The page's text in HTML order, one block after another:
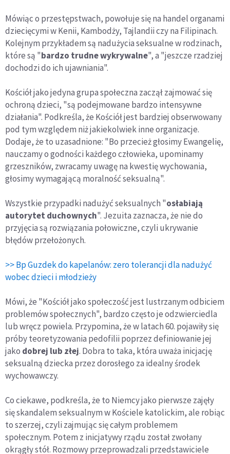
Mówiąc o przestępstwach, powołuje się na handel organami
dziecięcymi w Kenii, Kambodży, Tajlandii czy na Filipinach.
Kolejnym przykładem są nadużycia seksualne w rodzinach,
które są "bardzo trudne wykrywalne", a "jeszcze rzadziej
dochodzi do ich ujawniania".
Kościół jako jedyna grupa społeczna zaczął zajmować się
ochroną dzieci, "są podejmowane bardzo intensywne
działania". Podkreśla, że Kościół jest bardziej obserwowany
pod tym względem niż jakiekolwiek inne organizacje.
Dodaje, że to uzasadnione: "Bo przecież głosimy Ewangelię,
nauczamy o godności każdego człowieka, upominamy
grzeszników, zwracamy uwagę na kwestię wychowania,
głosimy wymagającą moralność seksualną".
Wszystkie przypadki nadużyć seksualnych "osłabiają
autorytet duchownych". Jezuita zaznacza, że nie do
przyjęcia są rozwiązania połowiczne, czyli ukrywanie
błędów przełożonych.
>> Bp Guzdek do kapelanów: zero tolerancji dla nadużyć
wobec dzieci i młodzieży
Mówi, że "Kościół jako społeczość jest lustrzanym odbiciem
problemów społecznych", bardzo często je odzwierciedla
lub wręcz powiela. Przypomina, że w latach 60. pojawiły się
próby teoretyzowania pedofilii poprzez definiowanie jej
jako dobrej lub złej. Dobra to taka, która uważa inicjację
seksualną dziecka przez dorosłego za idealny środek
wychowawczy.
Co ciekawe, podkreśla, że to Niemcy jako pierwsze zajęły
się skandalem seksualnym w Kościele katolickim, ale robiąc
to szerzej, czyli zajmując się całym problemem
społecznym. Potem z inicjatywy rządu został zwołany
okrągły stół. Rozmowy przeprowadzali przedstawiciele